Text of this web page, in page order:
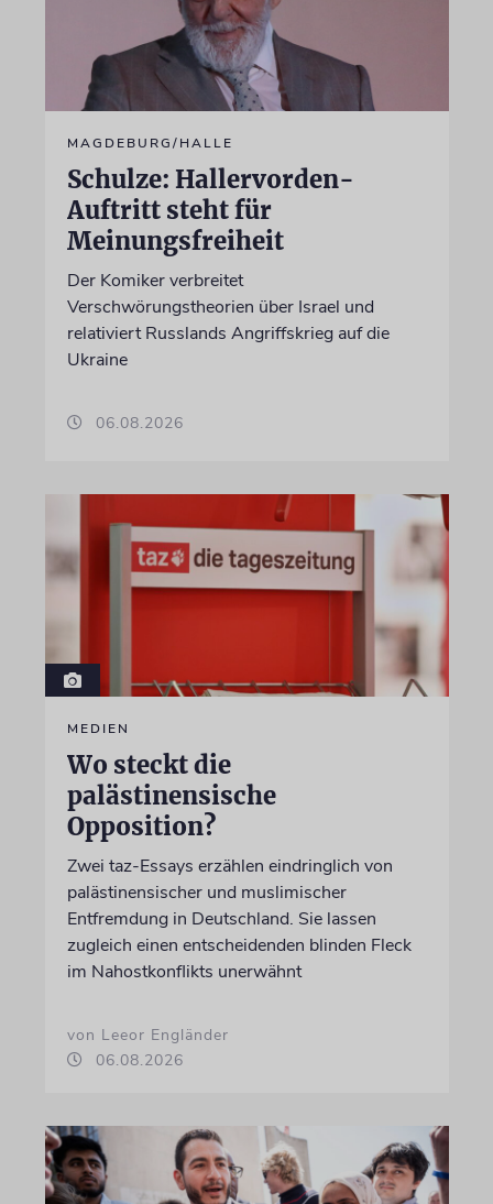
MAGDEBURG/HALLE
Schulze: Hallervorden-
Auftritt steht für
Meinungsfreiheit
Der Komiker verbreitet
Verschwörungstheorien über Israel und
relativiert Russlands Angriffskrieg auf die
Ukraine
06.08.2026
MEDIEN
Wo steckt die
palästinensische
Opposition?
Zwei taz-Essays erzählen eindringlich von
palästinensischer und muslimischer
Entfremdung in Deutschland. Sie lassen
zugleich einen entscheidenden blinden Fleck
im Nahostkonflikts unerwähnt
von Leeor Engländer
06.08.2026